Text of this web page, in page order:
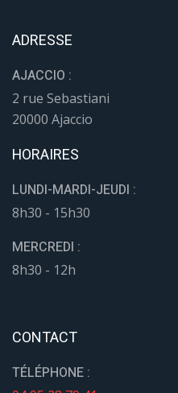
ADRESSE
AJACCIO :
2 rue Sebastiani
20000 Ajaccio
HORAIRES
LUNDI-MARDI-JEUDI :
8h30 - 15h30
MERCREDI :
8h30 - 12h
CONTACT
TÉLÉPHONE :